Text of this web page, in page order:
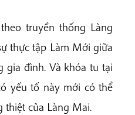
truyền thống Làng
thực tập Làm Mới giữa
gia đình. Và khóa tu tại
yếu tố này mới có thể
thiệt của Làng Mai.